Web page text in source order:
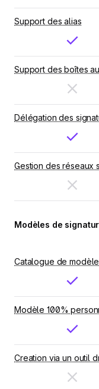
Support des alias
Support des boîtes
Délégation des
Gestion des réseaux
Modèles de
Catalogue de modèle
Modèle 100%
Creation via un outil